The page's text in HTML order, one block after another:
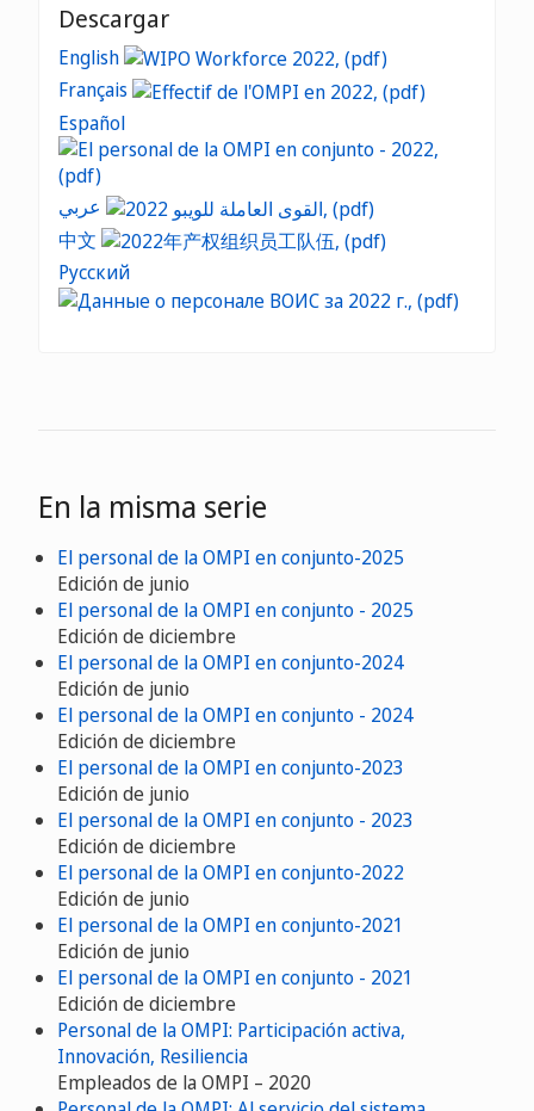
Descargar
English
Français
Español
中文
Русский
En la misma serie
El personal de la OMPI en conjunto-2025
Edición de junio
El personal de la OMPI en conjunto - 2025
Edición de diciembre
El personal de la OMPI en conjunto-2024
Edición de junio
El personal de la OMPI en conjunto - 2024
Edición de diciembre
El personal de la OMPI en conjunto-2023
Edición de junio
El personal de la OMPI en conjunto - 2023
Edición de diciembre
El personal de la OMPI en conjunto-2022
Edición de junio
El personal de la OMPI en conjunto-2021
Edición de junio
El personal de la OMPI en conjunto - 2021
Edición de diciembre
Personal de la OMPI: Participación activa,
Innovación, Resiliencia
Empleados de la OMPI – 2020